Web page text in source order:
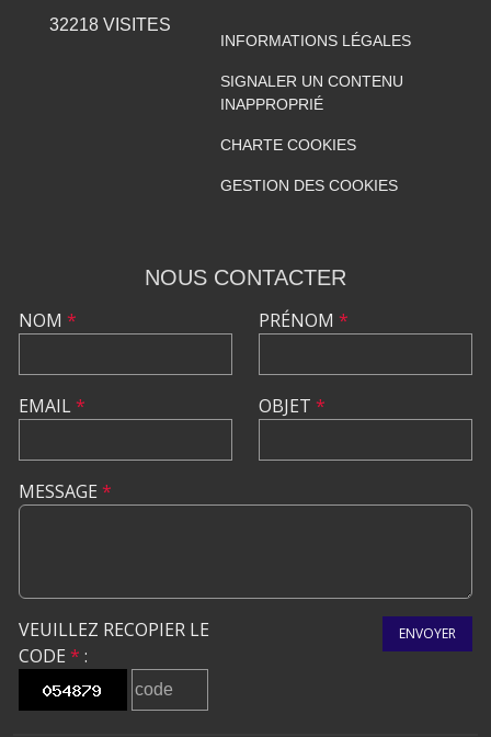
32218VISITES
INFORMATIONS LÉGALES
SIGNALER UN CONTENU
INAPPROPRIÉ
CHARTE COOKIES
GESTION DES COOKIES
NOUS CONTACTER
NOM *
EMAIL*
PRÉNOM *
OBJET *
MESSAGE *
VEUILLEZ RECOPIER LE
CODE * :
ENVOYER